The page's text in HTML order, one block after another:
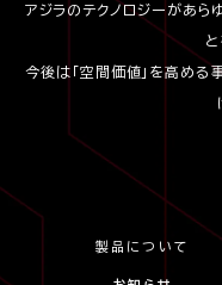
アジラのテクノロジーがあら
と
今後は「空間価値」を高める
製品について